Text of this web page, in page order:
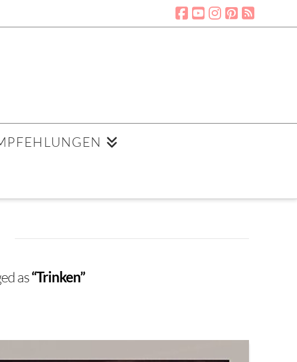
as“Trinken”